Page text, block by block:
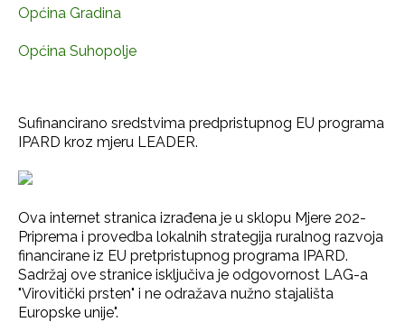
Općina Gradina
Općina Suhopolje
Sufinancirano sredstvima predpristupnog EU programa
IPARD kroz mjeru LEADER.
Ova internet stranica izrađena je u sklopu Mjere 202-
Priprema i provedba lokalnih strategija ruralnog razvoja
financirane iz EU pretpristupnog programa IPARD.
Sadržaj ove stranice isključiva je odgovornost LAG-a
"Virovitički prsten" i ne odražava nužno stajališta
Europske unije".